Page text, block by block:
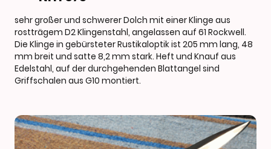
sehr großer und schwerer Dolch mit einer Klinge aus
rostträgem D2 Klingenstahl, angelassen auf 61 Rockwell.
Die Klinge in gebürsteter Rustikaloptik ist 205 mm lang, 48
mm breit und satte 8,2 mm stark. Heft und Knauf aus
Edelstahl, auf der durchgehenden Blattangel sind
Griffschalen aus G10 montiert.